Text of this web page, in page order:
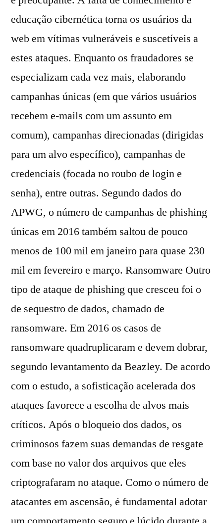
educação cibernética torna os usuários da
web em vítimas vulneráveis e suscetíveis a
estes ataques. Enquanto os fraudadores se
especializam cada vez mais, elaborando
campanhas únicas (em que vários usuários
recebem e-mails com um assunto em
comum), campanhas direcionadas (dirigidas
para um alvo específico), campanhas de
credenciais (focada no roubo de login e
senha), entre outras. Segundo dados do
APWG, o número de campanhas de phishing
únicas em 2016 também saltou de pouco
menos de 100 mil em janeiro para quase 230
mil em fevereiro e março. Ransomware Outro
tipo de ataque de phishing que cresceu foi o
de sequestro de dados, chamado de
ransomware. Em 2016 os casos de
ransomware quadruplicaram e devem dobrar,
segundo levantamento da Beazley. De acordo
com o estudo, a sofisticação acelerada dos
ataques favorece a escolha de alvos mais
críticos. Após o bloqueio dos dados, os
criminosos fazem suas demandas de resgate
com base no valor dos arquivos que eles
criptografaram no ataque. Como o número de
atacantes em ascensão, é fundamental adotar